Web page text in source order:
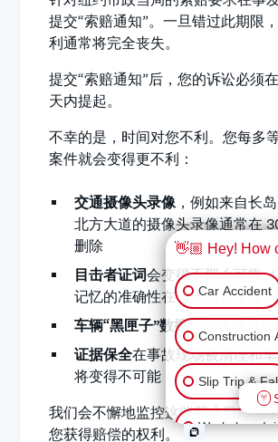
提交“索赔通知”。一旦错过此期限
利通常将完全丧失。
提交“索赔通知”后，您的诉讼必须
天内提起。
不幸的是，时间对您不利。您每多
案件就会变得更不利：
交通摄像头录像，例如来自长
北方大道的摄像头录像通常在
删除
目击者证词会变得不那么可靠（
记忆的准确性在一周内会下降
车辆“黑匣子”数据可能被覆盖
证据保全在事故现场被清理和
将变得不可能
我们会不懈地监控这些截止日期。
您获得赔偿的权利。
👋🏼 Hey! How
Car Accident
Construction
Slip Trip &
Workplace